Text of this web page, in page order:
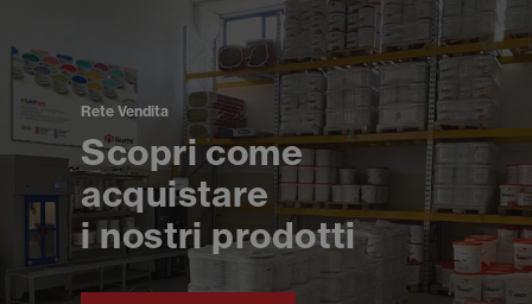
Rete Vendita
Scopri come
acquistare
i nostri prodotti